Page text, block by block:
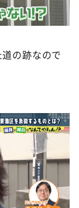
の跡なので